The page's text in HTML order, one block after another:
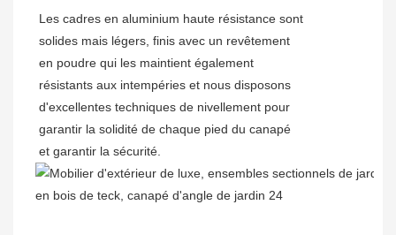
Les cadres en aluminium haute résistance sont
solides mais légers, finis avec un revêtement
en poudre qui les maintient également
résistants aux intempéries et nous disposons
d'excellentes techniques de nivellement pour
garantir la solidité de chaque pied du canapé
et garantir la sécurité.